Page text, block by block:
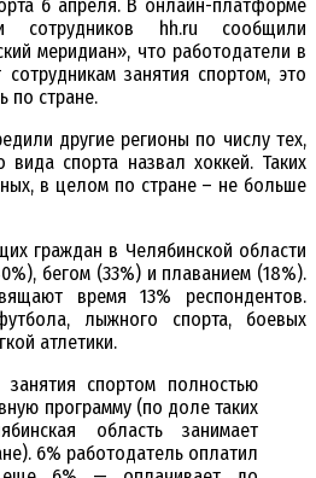
6 апреля. В онлайн-платформе
hh.ru сообщили
меридиан», что работодатели в
занятия спортом, это
по стране.
другие регионы по числу тех,
спорта назвал хоккей. Таких
в целом по стране – не больше
граждан в Челябинской области
бегом (33%) и плаванием (18%).
время 13% респондентов.
лыжного спорта, боевых
атлетики.
занятия спортом полностью
программу (по доле таких
область занимает
6% работодатель оплатил